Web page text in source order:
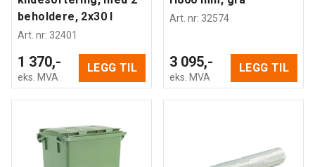
beholdere, 2x30 l
Art. nr: 32401
1 370,-
eks. MVA
LEGG TIL
Art. nr: 32574
3 095,-
eks. MVA
LEGG TIL